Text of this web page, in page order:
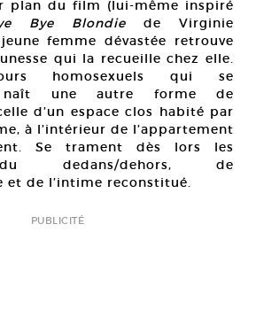
plan du film (lui-même inspiré
Bye Blondie de Virginie
femme dévastée retrouve
qui la recueille chez elle.
homosexuels qui se
naît une autre forme de
d’un espace clos habité par
à l’intérieur de l’appartement
Se trament dès lors les
dedans/dehors, de
et de l’intime reconstitué.
PUBLICITÉ